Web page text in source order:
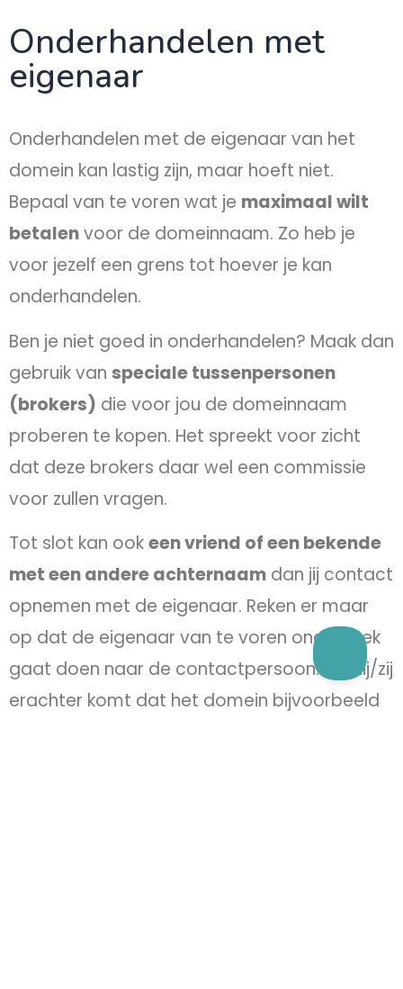
Onderhandelen met
eigenaar
Onderhandelen met de eigenaar van het
domein kan lastig zijn, maar hoeft niet.
Bepaal van te voren wat je maximaal wilt
betalenvoor de domeinnaam. Zo heb je
voor jezelf een grens tot hoever je kan
onderhandelen.
Ben je niet goed in onderhandelen? Maak dan
gebruik van speciale tussenpersonen
(brokers) die voor jou de domeinnaam
proberen te kopen. Het spreekt voor zicht
dat deze brokers daar wel een commissie
voor zullen vragen.
Tot slot kan ookeen vriend of een bekende
met een andere achternaam dan jij contact
opnemen met de eigenaar. Reken er maar
op dat de eigenaar van te voren onderzoek
gaat doen naar de contactpersoon. Als hij/zij
erachter komt dat het domein bijvoorbeeld